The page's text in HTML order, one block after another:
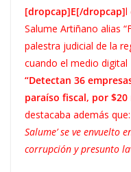
[dropcap]E[/dropcap]l
Salume Artiñano alias
palestra judicial de la
cuando el medio digital
“Detectan 36
paraíso fiscal, por $20
destacaba además que:
Salume’ se ve envuelto
corrupción y presunto